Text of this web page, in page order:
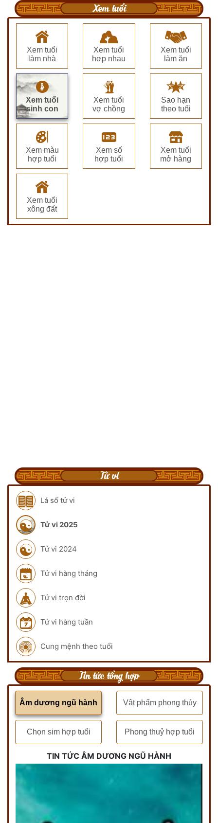
Xem tuổi
Xem tuổi
làm nhà
Xem tuổi
hợp nhau
Xem tuổi
làm ăn
Xem tuổi
sinh con
Xem tuổi
vợ chồng
Sao hạn
theo tuổi
Xem màu
hợp tuổi
Xem số
hợp tuổi
Xem tuổi
mở hàng
Xem tuổi
xông đất
Tử vi
Lá số tử vi
Tử vi 2025
Tử vi 2024
Tử vi hàng tháng
Tử vi trọn đời
Tử vi hàng tuần
Cung mệnh theo tuổi
Tin tức tổng hợp
Âm dương ngũ hành Vật phẩm phong thủy
Chọn sim hợp tuổi Phong thuỷ hợp tuổi
TIN TỨC ÂM DƯƠNG NGŨ HÀNH